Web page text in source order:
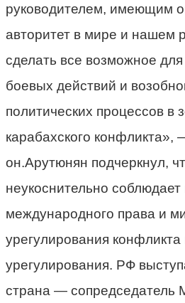
руководителем, имеющим
авторитет в мире и нашем
сделать все возможное
боевых действий и
политических процессов в
карабахского конфликта»,
он.Арутюнян подчеркнул,
неукоснительно
международного права и
урегулирования конфликта
урегулирования. РФ
страна — сопредседатель